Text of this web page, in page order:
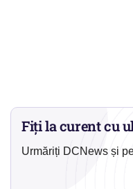
Fiți la curent cu
Urmăriți DCNews și